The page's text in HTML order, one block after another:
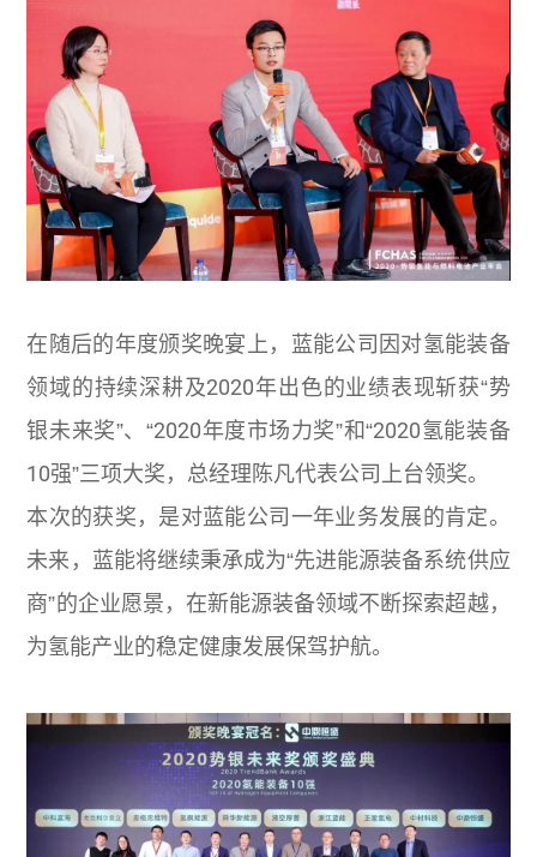
在随后的年度颁奖晚宴上，蓝能公司因对氢能装备
领域的持续深耕及2020年出色的业绩表现斩获“势
银未来奖”、“2020年度市场力奖”和“2020氢能装备
10强”三项大奖，总经理陈凡代表公司上台领奖。
本次的获奖，是对蓝能公司一年业务发展的肯定。
未来，蓝能将继续秉承成为“先进能源装备系统供应
商”的企业愿景，在新能源装备领域不断探索超越，
为氢能产业的稳定健康发展保驾护航。